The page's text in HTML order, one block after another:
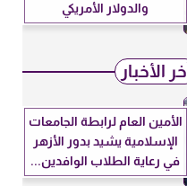
والدولار الأمريكي
آخر الأخبار
الأمين العام لرابطة الجامعات
الإسلامية يشيد بدور الأزهر
في رعاية الطلاب الوافدين...